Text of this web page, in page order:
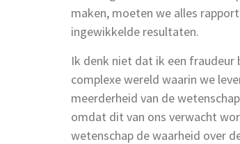
maken, moeten we alles
ingewikkelde resultaten.
Ik denk niet dat ik een fraudeur
complexe wereld waarin we
meerderheid van de
omdat dit van ons verwacht
wetenschap de waarheid over